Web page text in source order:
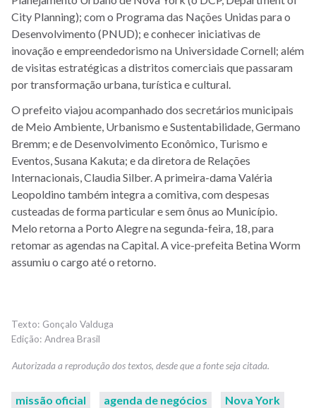
City Planning); com o Programa das Nações Unidas para o
Desenvolvimento (PNUD); e conhecer iniciativas de
inovação e empreendedorismo na Universidade Cornell; além
de visitas estratégicas a distritos comerciais que passaram
por transformação urbana, turística e cultural.
O prefeito viajou acompanhado dos secretários municipais
de Meio Ambiente, Urbanismo e Sustentabilidade, Germano
Bremm; e de Desenvolvimento Econômico, Turismo e
Eventos, Susana Kakuta; e da diretora de Relações
Internacionais, Claudia Silber. A primeira-dama Valéria
Leopoldino também integra a comitiva, com despesas
custeadas de forma particular e sem ônus ao Município.
Melo retorna a Porto Alegre na segunda-feira, 18, para
retomar as agendas na Capital. A vice-prefeita Betina Worm
assumiu o cargo até o retorno.
Gonçalo Valduga
Andrea Brasil
missão oficial agenda de negócios
Nova York